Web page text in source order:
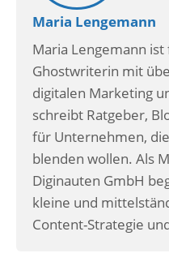
Maria Lengemann
Maria Lengemann
Ghostwriterin mit
digitalen Marketing
schreibt Ratgeber,
für Unternehmen,
blenden wollen. Als
Diginauten GmbH
kleine und
Content-Strategie